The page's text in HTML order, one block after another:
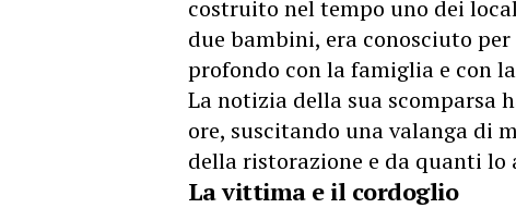
costruito nel tempo uno dei
due bambini, era conosciuto
profondo con la famiglia e con
La notizia della sua scomparsa
ore, suscitando una valanga di
della ristorazione e da quanti lo
La vittima e il cordoglio